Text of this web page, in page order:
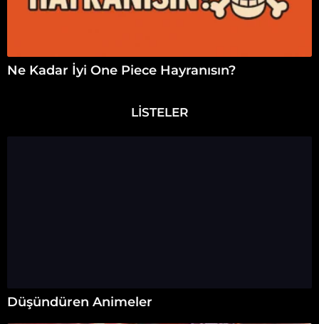
Ne Kadar İyi One Piece Hayranısın?
LISTELER
Düşündüren Animeler